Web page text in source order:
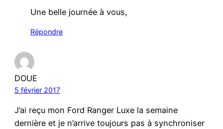
Une belle journée à vous,
Répondre
DOUE
5 février 2017
J’ai reçu mon Ford Ranger Luxe la semaine
dernière et je n’arrive toujours pas à synchroniser